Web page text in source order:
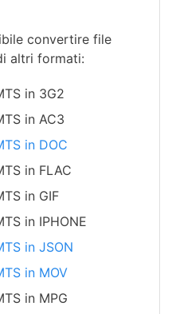
convertire file
altri formati:
in 3G2
in AC3
in DOC
in FLAC
in GIF
in IPHONE
in JSON
in MOV
in MPG